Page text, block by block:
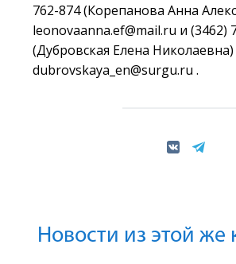
762-874 (Корепанова Анна
leonovaanna.ef@mail.ru и (3462)
(Дубровская Елена Николаевна)
dubrovskaya_en@surgu.ru .
Новости из этой же